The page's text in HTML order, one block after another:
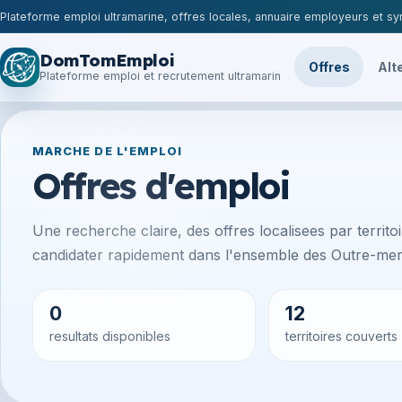
Plateforme emploi ultramarine, offres locales, annuaire employeurs et
DomTomEmploi
Plateforme emploi et recrutement ultramarin
Offres
MARCHE DE L'EMPLOI
Offres d'emploi
Une recherche claire, des offres localisees par
candidater rapidement dans l'ensemble des Outre-
0
resultats disponibles
12
territoires couverts